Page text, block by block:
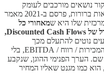
נושאים מורכבים לעומק
ולארוז אותם למאמר עם מסקנות ודוגמאות ברורות, פרסם ב-2021 מאמר
מאחורי כל
השקעה בנכס מניב למעשה מסתתר מודל של Discounted Cash Flows,
נוטים להתעלם מכך
ולהשתמש ביוריסטיקות כמו מכפיל של המכירות / רווח / EBITDA, בלי
שם. הערך הפנימי ההוגן, שנקבע
הוא כמו מגנט שאליו המחיר